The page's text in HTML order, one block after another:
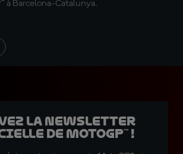
à Barcelona-Catalunya.
la Newsletter
de MotoGP™ !